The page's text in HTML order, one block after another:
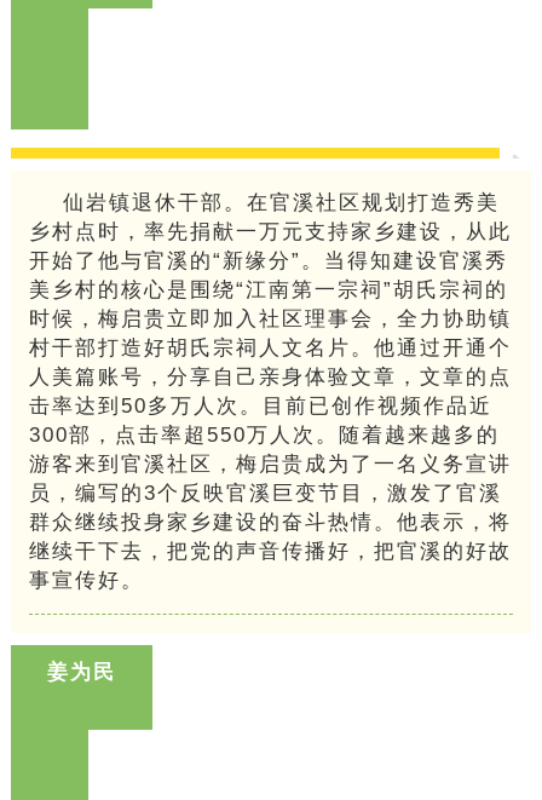
仙岩镇退休干部。在官溪社区规划打造秀美
乡村点时，率先捐献一万元支持家乡建设，从此
开始了他与官溪的“新缘分”。当得知建设官溪秀
美乡村的核心是围绕“江南第一宗祠”胡氏宗祠的
时候，梅启贵立即加入社区理事会，全力协助镇
村干部打造好胡氏宗祠人文名片。他通过开通个
人美篇账号，分享自己亲身体验文章，文章的点
击率达到50多万人次。目前已创作视频作品近
300部，点击率超550万人次。随着越来越多的
游客来到官溪社区，梅启贵成为了一名义务宣讲
员，编写的3个反映官溪巨变节目，激发了官溪
群众继续投身家乡建设的奋斗热情。他表示，将
继续干下去，把党的声音传播好，把官溪的好故
事宣传好。
姜为民